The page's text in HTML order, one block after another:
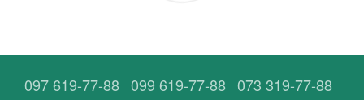
097 619-77-88 099 619-77-88 073 319-77-88